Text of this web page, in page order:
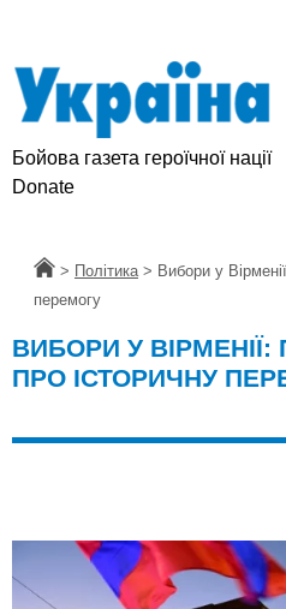
Бойова газета героїчної нації
Donate
Головна
> Політика > Вибори у
перемогу
ВИБОРИ У
ПРО ІСТОРИЧНУ